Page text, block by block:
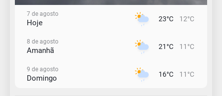
7 de agosto
Hoje 23°C 12°C
8 de agosto
Amanhã 21°C 11°C
9 de agosto
Domingo 16°C 11°C